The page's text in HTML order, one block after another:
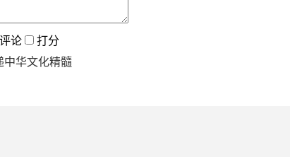
论
打分
中华文化精髓